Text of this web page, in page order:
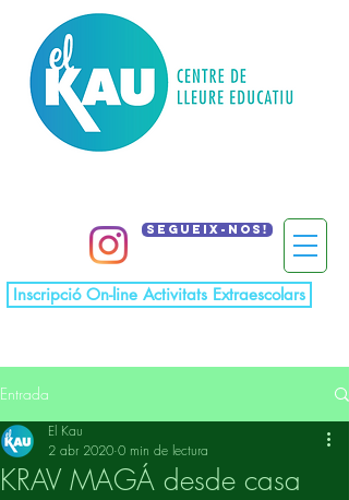
Inscripció On-line Activitats Extraescolars
Segueix-nos!
Entrada
KRAV MAGÁ desde casa
El Kau
2 abr 2020 0 min de lectura